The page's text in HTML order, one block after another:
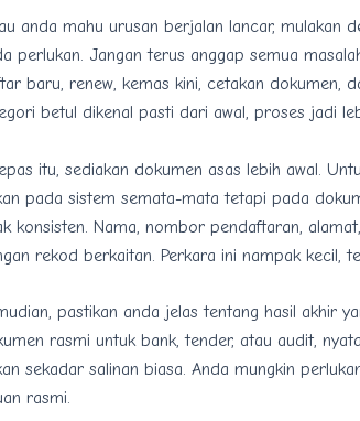
anda mahu urusan berjalan lancar, mulakan
perlukan. Jangan terus anggap semua
baru, renew, kemas kini, cetakan dokumen,
betul dikenal pasti dari awal, proses jadi
itu, sediakan dokumen asas lebih awal.
pada sistem semata-mata tetapi pada
konsisten. Nama, nombor pendaftaran,
rekod berkaitan. Perkara ini nampak kecil,
pastikan anda jelas tentang hasil akhir
rasmi untuk bank, tender, atau audit,
sekadar salinan biasa. Anda mungkin
rasmi.